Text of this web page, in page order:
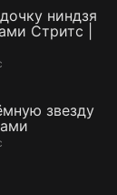
ниндзя
Стритс |
звезду